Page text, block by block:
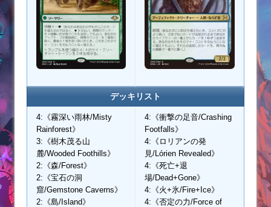
デッキリスト
4:《霧深い雨林/Misty
Rainforest》
3:《樹木茂る山
麓/Wooded Foothills》
2:《森/Forest》
2:《宝石の洞
窟/Gemstone Caverns》
2:《島/Island》
4:《衝撃の足音/Crashing
Footfalls》
4:《ロリアンの発
見/Lórien Revealed》
4:《死亡+退
場/Dead+Gone》
4:《火+氷/Fire+Ice》
4:《否定の力/Force of